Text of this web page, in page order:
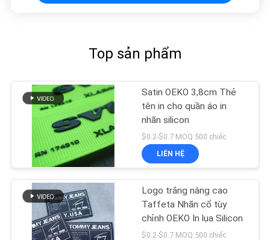
Top sản phẩm
Satin OEKO 3,8cm Thẻ
tên in cho quần áo in
nhãn silicon
$0.2-$0.7 MOQ:500 chiếc
LIÊN HỆ
Logo trắng nâng cao
Taffeta Nhãn cổ tùy
chỉnh OEKO In lụa Silicon
$0.2-$0.7 MOQ:500 chiếc